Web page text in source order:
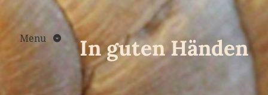
Skip
to
contentMenu In guten Händen